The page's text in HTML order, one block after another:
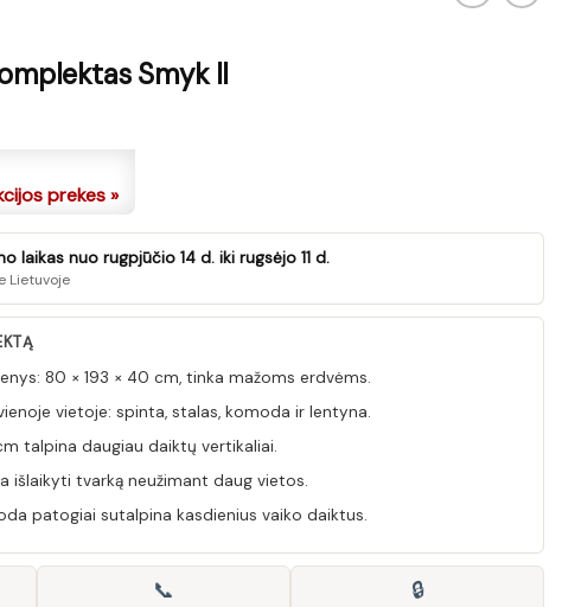
Smyk II
prekes »
laikas nuo rugpjūčio 14 d. iki rugsėjo 11 d.
Lietuvoje
80 × 193 × 40 cm, tinka mažoms erdvėms.
vietoje: spinta, stalas, komoda ir lentyna.
talpina daugiau daiktų vertikaliai.
išlaikyti tvarką neužimant daug vietos.
patogiai sutalpina kasdienius vaiko daiktus.
📞 🔒